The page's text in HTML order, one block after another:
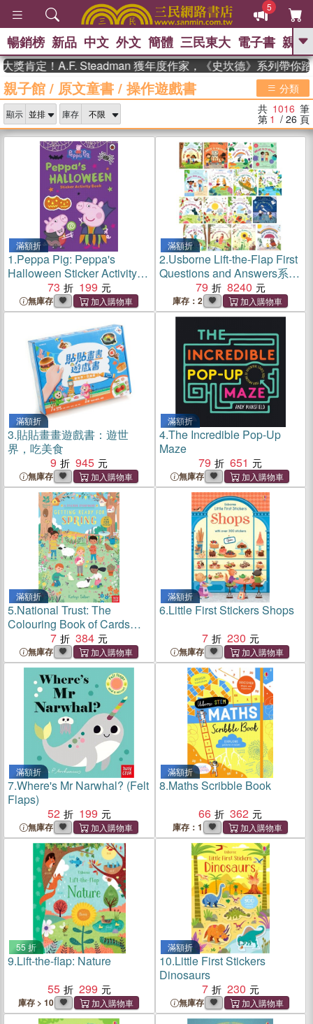
5
GO
熱搜： 東野圭吾 The Odyssey 、
父親節 、 如果歷史是一群喵 、 暑期
國際布克獎 臺灣漫遊錄 、 方
念華 、 台灣的李登輝時代 、 數學女
孩：黎曼猜想 、 偉大的迷走神經
暢銷榜 新品 中文 外文 簡體 三民東大 電子書 親子
！A.F. Steadman 獲年度作家，《史坎德》系列帶你踏上熱血
親子館 / 原文童書 / 操作遊戲書 分類
顯示 庫存 共 1016 筆
第 1 / 26 頁
滿額折
1.Peppa Pig: Peppa's
Halloween Sticker Activity
Book (貼紙書)
73 199
無庫存
滿額折
2.Usborne Lift-the-Flap First
Questions and Answers系列
(共19本)79 8240
庫存：2
滿額折
3.貼貼畫畫遊戲書：遊世
界，吃美食
9
945
無庫存
滿額折
4.The Incredible Pop-Up
Maze
79
651
無庫存
滿額折
5.National Trust: The
Colouring Book of Cards
and Envelopes: A Year of
Celebrations
7 384
無庫存
滿額折
6.Little First Stickers Shops
7
230
無庫存
滿額折
7.Where's Mr Narwhal? (Felt
Flaps)
52
199
無庫存
滿額折
8.Maths Scribble Book
66
362
庫存：1
55 折
9.Lift-the-flap: Nature
55
299
庫存 > 10
滿額折
10.Little First Stickers
Dinosaurs
7
230
無庫存